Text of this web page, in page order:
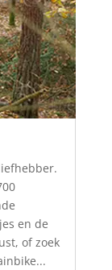
en de
of zoek